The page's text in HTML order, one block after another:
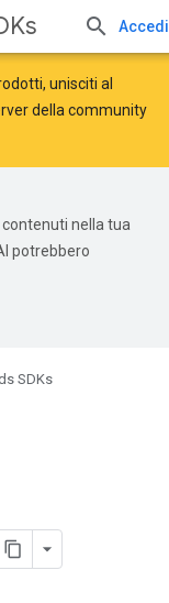
Accedi
unisciti al
della community
nella tua
potrebbero
SDKs